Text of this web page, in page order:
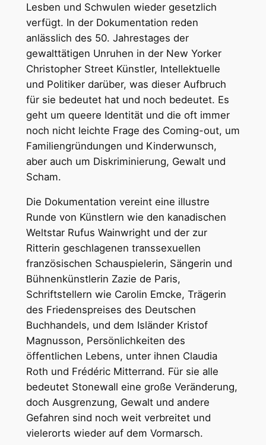
Lesben und Schwulen wieder gesetzlich
verfügt. In der Dokumentation reden
anlässlich des 50. Jahrestages der
gewalttätigen Unruhen in der New Yorker
Christopher Street Künstler, Intellektuelle
und Politiker darüber, was dieser Aufbruch
für sie bedeutet hat und noch bedeutet. Es
geht um queere Identität und die oft immer
noch nicht leichte Frage des Coming-out, um
Familiengründungen und Kinderwunsch,
aber auch um Diskriminierung, Gewalt und
Scham.
Die Dokumentation vereint eine illustre
Runde von Künstlern wie den kanadischen
Weltstar Rufus Wainwright und der zur
Ritterin geschlagenen transsexuellen
französischen Schauspielerin, Sängerin und
Bühnenkünstlerin Zazie de Paris,
Schriftstellern wie Carolin Emcke, Trägerin
des Friedenspreises des Deutschen
Buchhandels, und dem Isländer Kristof
Magnusson, Persönlichkeiten des
öffentlichen Lebens, unter ihnen Claudia
Roth und Frédéric Mitterrand. Für sie alle
bedeutet Stonewall eine große Veränderung,
doch Ausgrenzung, Gewalt und andere
Gefahren sind noch weit verbreitet und
vielerorts wieder auf dem Vormarsch.